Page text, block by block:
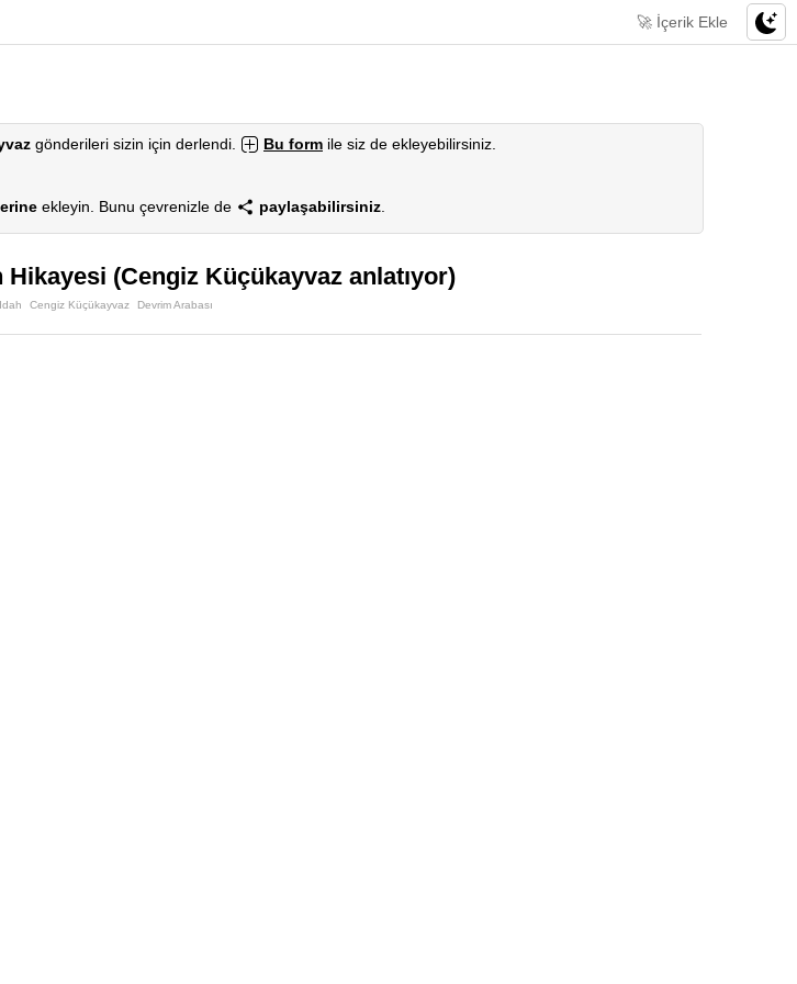
🚀 İçerik Ekle
gönderileri sizin için derlendi. Bu form ile siz de ekleyebilirsiniz.
ekleyin. Bunu çevrenizle de paylaşabilirsiniz
Hikayesi (Cengiz Küçükayvaz anlatıyor)
Cengiz Küçükayvaz Devrim Arabası